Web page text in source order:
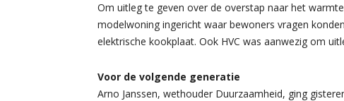
Om uitleg te geven over de overstap naar het
modelwoning ingericht waar bewoners vragen
elektrische kookplaat. Ook HVC was aanwezig om
Voor de volgende generatie
Arno Janssen, wethouder Duurzaamheid, ging